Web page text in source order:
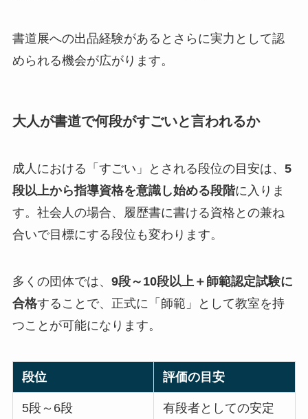
書道展への出品経験があるとさらに実力として認
められる機会が広がります。
大人が書道で何段がすごいと言われるか
成人における「すごい」とされる段位の目安は、 5
段以上から指導資格を意識し始める段階に入りま
す。社会人の場合、履歴書に書ける資格との兼ね
合いで目標にする段位も変わります。
多くの団体では、 9段～10段以上＋師範認定試験に
合格することで、正式に「師範」として教室を持
つことが可能になります。
段位 評価の目安
5段～6段 有段者としての安定